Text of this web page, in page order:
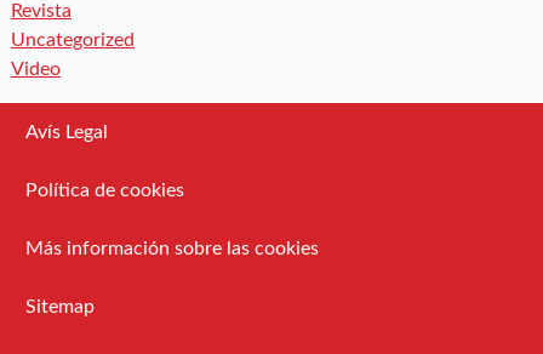
Revista
Uncategorized
Video
Avís Legal
Política de cookies
Más información sobre las cookies
Sitemap